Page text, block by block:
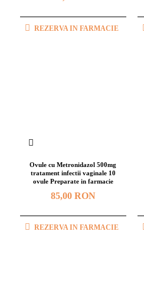
REZERVA IN FARMACIE
Ovule cu Metronidazol 500mg
tratament infectii vaginale 10
ovule Preparate in farmacie
85,00 RON
REZERVA IN FARMACIE